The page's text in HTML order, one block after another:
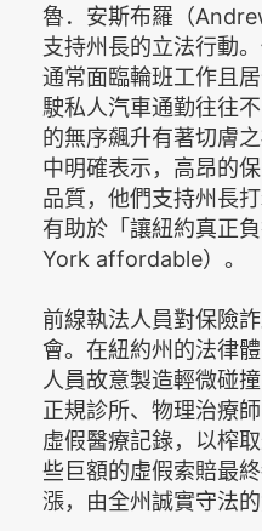
魯．安斯布羅（
支持州長的立法行動
通常面臨輪班工作且
駛私人汽車通勤往往
的無序飆升有著切膚
中明確表示，高昂的
品質，他們支持州長
有助於「讓紐約真正
York affordable）。
前線執法人員對保險
會。在紐約州的法律
人員故意製造輕微碰
正規診所、物理治療
虛假醫療記錄，以榨
些巨額的虛假索賠最
漲，由全州誠實守法的